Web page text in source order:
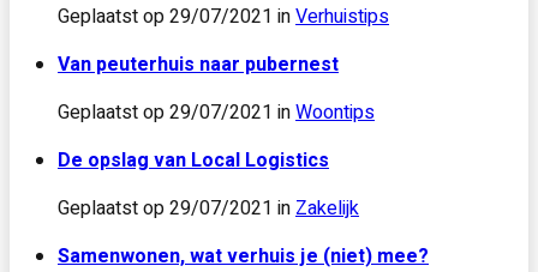
Geplaatst op29/07/2021 inVerhuistips
Van peuterhuis naar pubernest
Geplaatst op29/07/2021 inWoontips
De opslag van Local Logistics
Geplaatst op29/07/2021 in Zakelijk
Samenwonen, wat verhuis je (niet) mee?